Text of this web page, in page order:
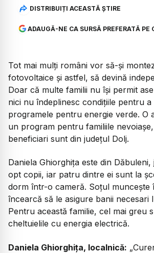
DISTRIBUIȚI ACEASTĂ ȘTIRE
ADAUGĂ-NE CA SURSĂ PREFERATĂ PE
Tot mai mulți români vor să-și
fotovoltaice și astfel, să devină
Doar că multe familii nu își permit
nici nu îndeplinesc condițiile pentru a
programele pentru energie verde. O
un program pentru familiile
beneficiari sunt din județul Dolj.
Daniela Ghiorghița este din
opt copii, iar patru dintre ei sunt la
dorm într-o cameră. Soțul muncește
încearcă să le asigure banii necesari
Pentru această familie, cel mai greu
cheltuielile cu energia electrică.
Daniela Ghiorghița, localnică: